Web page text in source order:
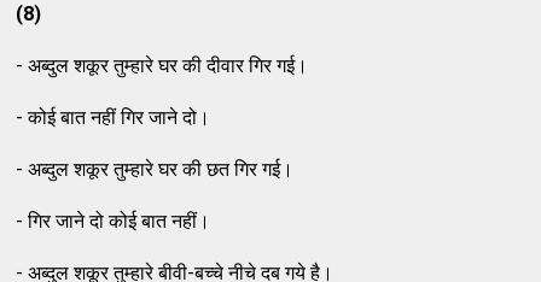
(8)
- अब्दुल शकूर तुम्हारे घर की दीवार गिर गई।
- कोई बात नहीं गिर जाने दो।
- अब्दुल शकूर तुम्हारे घर की छत गिर गई।
- गिर जाने दो कोई बात नहीं।
- अब्दुल शकूर तुम्हारे बीवी-बच्चे नीचे दब गये है।